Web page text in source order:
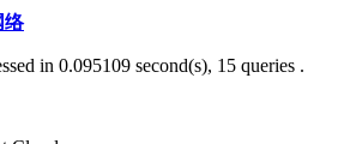
络
in 0.095109 second(s), 15 queries .